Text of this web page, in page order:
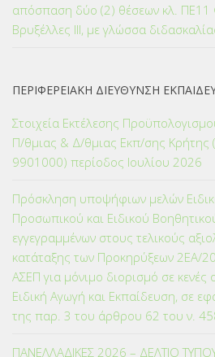
απόσπαση δύο (2) θέσεων κλ. ΠΕ11
Βρυξέλλες ΙΙΙ, με γλώσσα
ΠΕΡΙΦΕΡΕΙΑΚΗ ΔΙΕΥΘΥΝΣΗ
Στοιχεία Εκτέλεσης
Π/θμιας & Δ/θμιας Εκπ/σης
9901000) περίοδος Ιουλίου 2026
Πρόσκληση υποψήφιων μελών
Προσωπικού και Ειδικού
εγγεγραμμένων στους τελικούς
κατάταξης των Προκηρύξεων 2ΕΑ/
ΑΣΕΠ για μόνιμο διορισμό σε κενές
Ειδική Αγωγή και Εκπαίδευση, σε
της παρ. 3 του άρθρου 62 του ν.
ΠΑΝΕΛΛΑΔΙΚΕΣ 2026 – ΔΕΛΤΙΟ